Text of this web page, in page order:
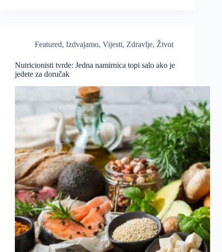
Featured, Izdvajamo, Vijesti, Zdravlje, Život
Nutricionisti tvrde: Jedna namirnica topi salo ako je
jedete za doručak